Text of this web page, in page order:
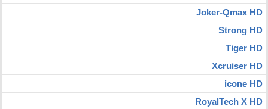
Joker-Qmax HD
Strong HD
Tiger HD
Xcruiser HD
icone HD
RoyalTech X HD